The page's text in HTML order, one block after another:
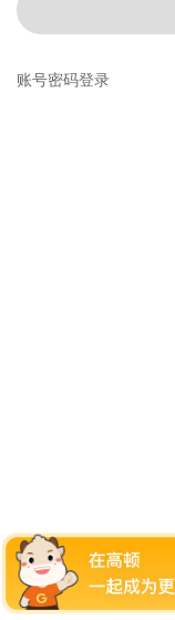
账号密码登录